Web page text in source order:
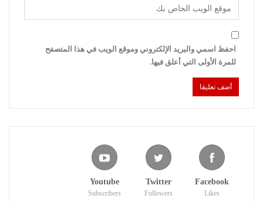
احفظ اسمي والبريد الإلكتروني وموقع الويب في هذا المتصفح
للمرة الأولى التي أعلق فيها.
Facebook
Likes
Twitter
Followers
Youtube
Subscribers